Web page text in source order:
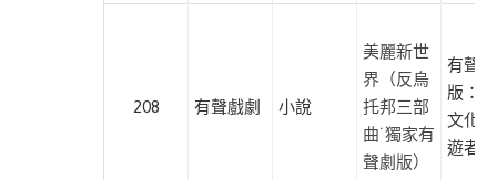
208 有聲戲劇 小說
美麗新世
界（反烏
托邦三部
曲˙獨家有
聲劇版）
有聲出
版：
文化
遊者